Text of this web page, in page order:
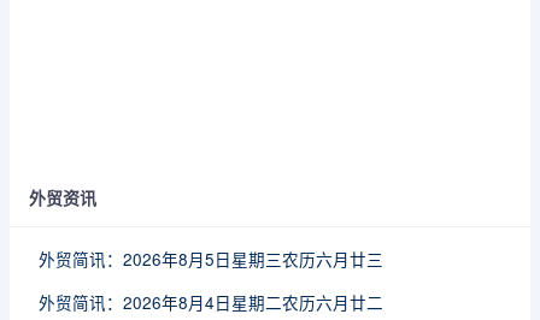
外贸资讯
外贸简讯：2026年8月5日星期三农历六月廿三
外贸简讯：2026年8月4日星期二农历六月廿二